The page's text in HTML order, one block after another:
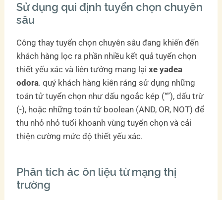
Sử dụng qui định tuyển chọn chuyên
sâu
Công thay tuyển chọn chuyên sâu đang khiến đến
khách hàng lọc ra phần nhiều kết quả tuyển chọn
thiết yếu xác và liên tưởng mang lạixe yadea
odora. quý khách hàng kiên ráng sử dụng những
toán tử tuyển chọn như dấu ngoắc kép (“”), dấu trừ
(-), hoặc những toán tử boolean (AND, OR, NOT) để
thu nhỏ nhỏ tuổi khoanh vùng tuyển chọn và cải
thiện cường mức độ thiết yếu xác.
Phân tích ác ôn liệu từ mạng thị
trường